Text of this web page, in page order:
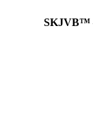
SKJVB™